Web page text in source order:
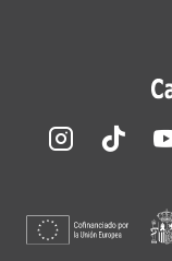
Redes